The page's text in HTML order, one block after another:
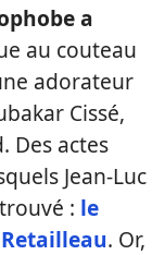
a
au couteau
adorateur
Cissé,
Des actes
Jean-Luc
: le
. Or,